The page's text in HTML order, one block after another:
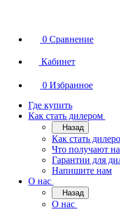
0 Сравнение
Кабинет
0 Избранное
Где купить
Как стать дилером
Назад
Как стать
Что получают
Гарантии для
Напишите нам
О нас
Назад
О нас